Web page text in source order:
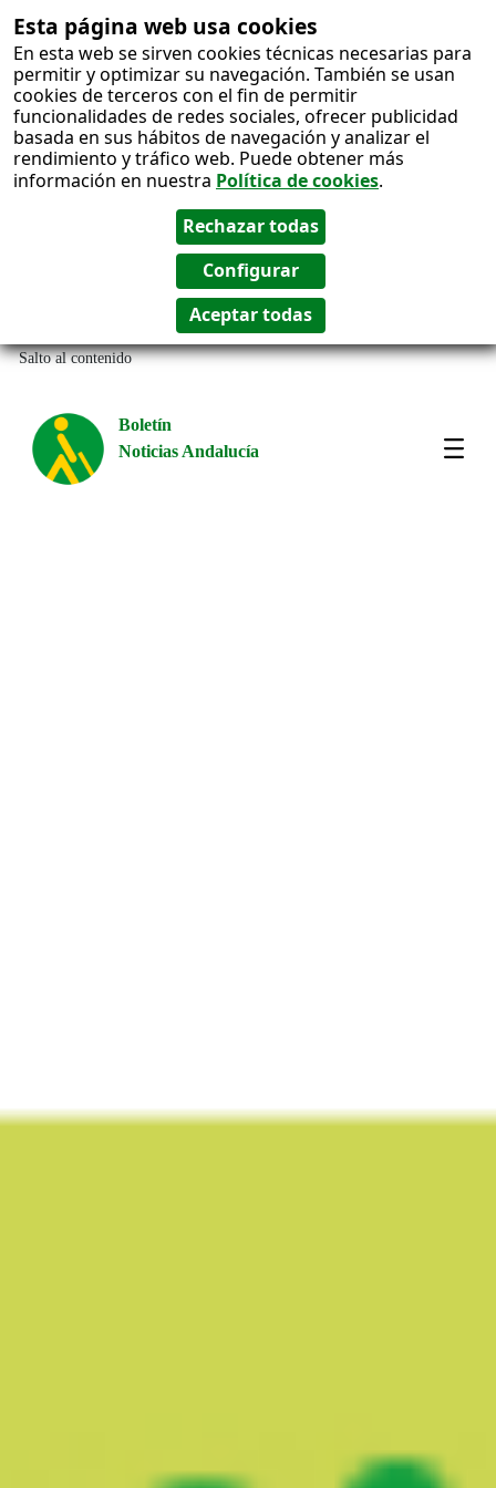
Esta página web usa cookies
En esta web se sirven cookies técnicas necesarias para
permitir y optimizar su navegación. También se usan
cookies de terceros con el fin de permitir
funcionalidades de redes sociales, ofrecer publicidad
basada en sus hábitos de navegación y analizar el
rendimiento y tráfico web. Puede obtener más
información en nuestra Política de cookies.
Salto al contenido
Boletín
Noticias Andalucía